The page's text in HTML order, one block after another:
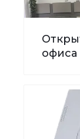
офиса